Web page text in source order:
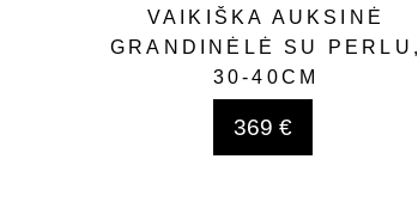
VAIKIŠKA AUKSINĖ
GRANDINĖLĖ SU PERLU,
30-40CM
369 €